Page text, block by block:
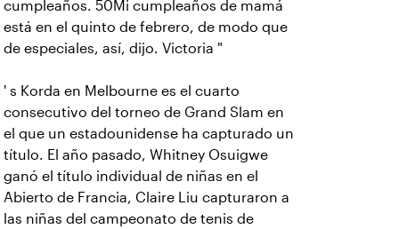
cumpleaños. 50Mi cumpleaños de mamá
está en el quinto de febrero, de modo que
de especiales, así, dijo. Victoria "
' s Korda en Melbourne es el cuarto
consecutivo del torneo de Grand Slam en
el que un estadounidense ha capturado un
título. El año pasado, Whitney Osuigwe
ganó el título individual de niñas en el
Abierto de Francia, Claire Liu capturaron a
las niñas del campeonato de tenis de